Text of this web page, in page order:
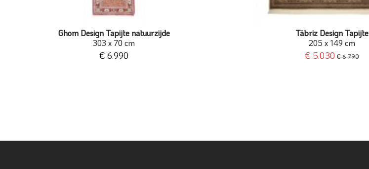
Ghom Design Tapijte natuurzijde
303 x 70 cm
€ 6.990
Täbriz Design Tapijte
205 x 149 cm
€ 5.030 € 6.790